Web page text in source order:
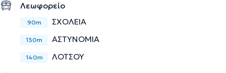
Λεωφορείο
90m ΣΧΟΛΕΙΑ
130m ΑΣΤΥΝΟΜΙΑ
140m ΛΟΤΣΟΥ